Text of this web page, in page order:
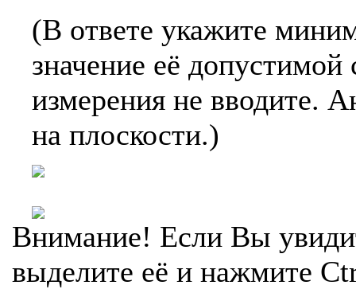
(В ответе укажите
значение её
измерения не вводите.
на плоскости.)
Внимание! Если Вы
выделите её и нажмите